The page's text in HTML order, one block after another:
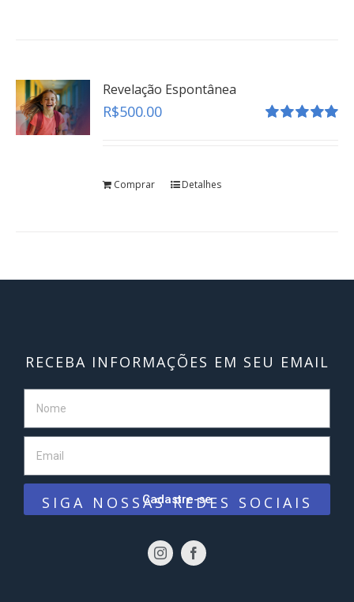
Revelação Espontânea
R$500.00
Comprar Detalhes
RECEBA INFORMAÇÕES EM SEU EMAIL
Cadastre-se
SIGA NOSSAS REDES SOCIAIS